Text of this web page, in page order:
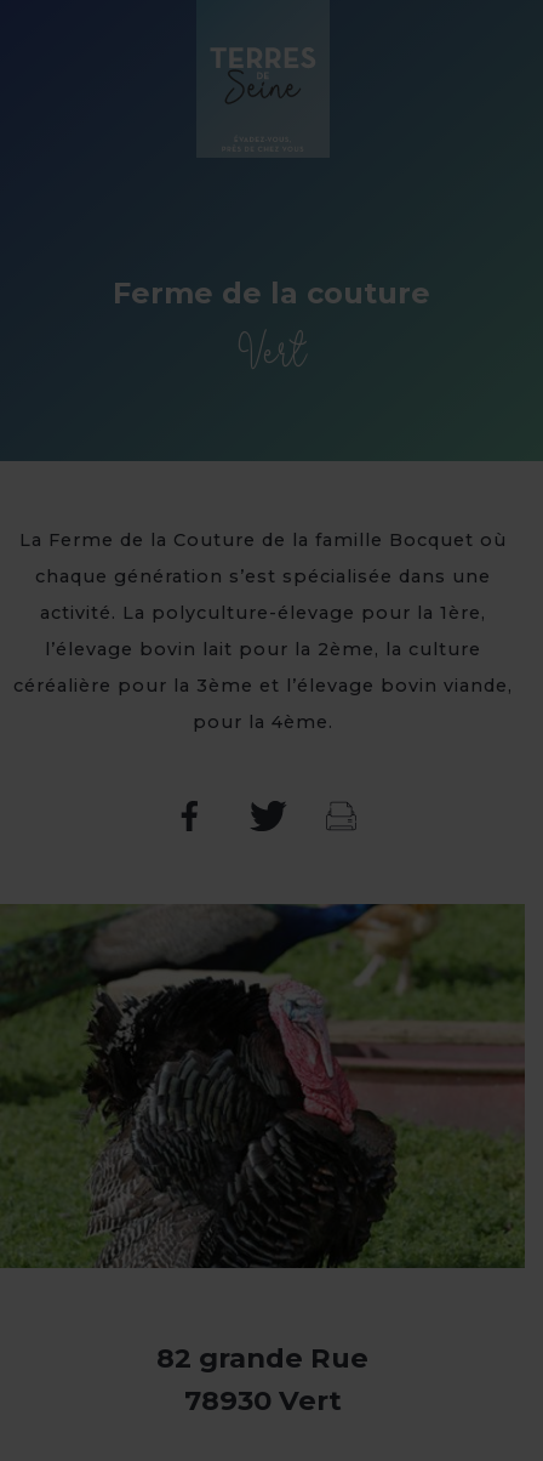
Ferme de la couture
Vert
La Ferme de la Couture de la famille Bocquet où
chaque génération s’est spécialisée dans une
activité. La polyculture-élevage pour la 1ère,
l’élevage bovin lait pour la 2ème, la culture
céréalière pour la 3ème et l’élevage bovin viande,
pour la 4ème.
82 grande Rue
78930 Vert